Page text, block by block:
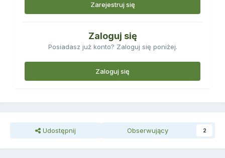
Zarejestruj się
Zaloguj się
Posiadasz już konto? Zaloguj się poniżej.
Zaloguj się
Udostępnij Obserwujący 2